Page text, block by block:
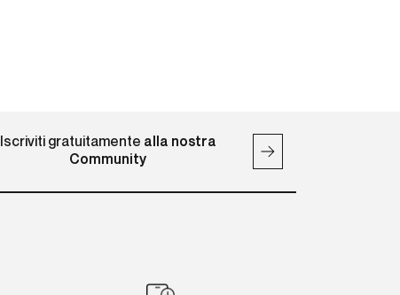
Iscriviti gratuitamente alla nostra
Community